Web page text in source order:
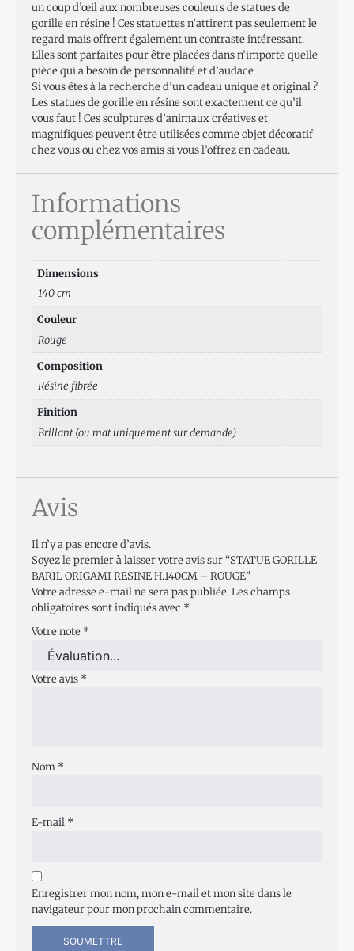
un coup d’œil aux nombreuses couleurs de statues de
gorille en résine ! Ces statuettes n’attirent pas seulement le
regard mais offrent également un contraste intéressant.
Elles sont parfaites pour être placées dans n’importe quelle
pièce qui a besoin de personnalité et d’audace
Si vous êtes à la recherche d’un cadeau unique et original ?
Les statues de gorille en résine sont exactement ce qu’il
vous faut ! Ces sculptures d’animaux créatives et
magnifiques peuvent être utilisées comme objet décoratif
chez vous ou chez vos amis si vous l’offrez en cadeau.
Informations
complémentaires
Dimensions
140 cm
Couleur
Rouge
Composition
Résine fibrée
Finition
Brillant (ou mat uniquement sur demande)
Avis
Il n’y a pas encore d’avis.
Soyez le premier à laisser votre avis sur “STATUE GORILLE
BARIL ORIGAMI RESINE H.140CM – ROUGE”
Votre adresse e-mail ne sera pas publiée.Les champs
obligatoires sont indiqués avec *
Votre note *
Votre avis *
Nom *
E-mail *
Enregistrer mon nom, mon e-mail et mon site dans le
navigateur pour mon prochain commentaire.